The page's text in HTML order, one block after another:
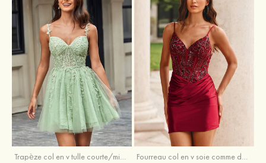
Trapèze col en v tulle courte/mini robe de fête de la rentrée avec perles Fourreau col en v soie comme du satin courte/mini robe de fête de la rentrée avec paillettes